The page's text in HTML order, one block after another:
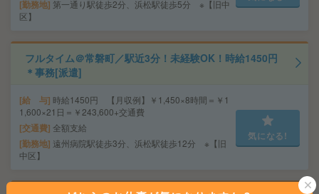
勤務地 第一通り駅徒歩2分、浜松駅徒歩5分 ※【旧中
区】
フルタイム＠常磐町／駅近3分！未経験OK！時給1450円
＊事務[派遣]
給 与 時給1450円 【月収例】￥1,450×8時間＝￥1
1,600×21日＝￥243,600+交通費
交通費 全額支給
勤務地 遠州病院駅徒歩3分、浜松駅徒歩12分 ※【旧
中区】
気になる!